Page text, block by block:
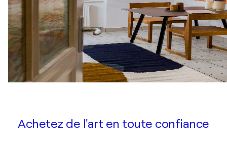
Achetez de l'art en toute confiance